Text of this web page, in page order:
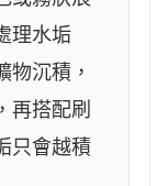
理水垢
物沉積，
再搭配刷
只會越積